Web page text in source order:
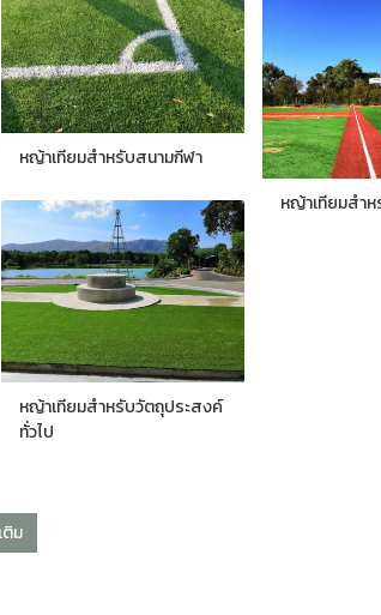
หญ้าเทียมสำหรับสนามกีฬา
หญ้าเทียมสำ
หญ้าเทียมสำหรับวัตถุประสงค์
ทั่วไป
ติม